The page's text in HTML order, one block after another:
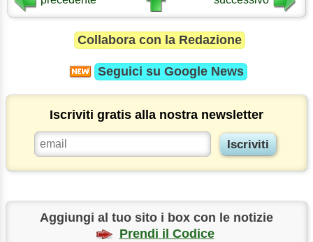
Collabora con la Redazione
Seguici su Google News
Iscriviti gratis alla nostra newsletter
Aggiungi al tuo sito i box con le notizie
Prendi il Codice